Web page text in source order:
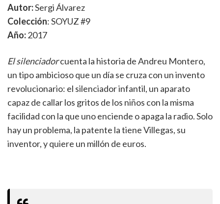
Autor:Sergi Álvarez
Colección: SOYUZ #9
Año:2017
El silenciadorcuenta la historia de Andreu Montero,
un tipo ambicioso que un día se cruza con un invento
revolucionario: el silenciador infantil, un aparato
capaz de callar los gritos de los niños con la misma
facilidad con la que uno enciende o apaga la radio. Solo
hay un problema, la patente la tiene Villegas, su
inventor, y quiere un millón de euros.